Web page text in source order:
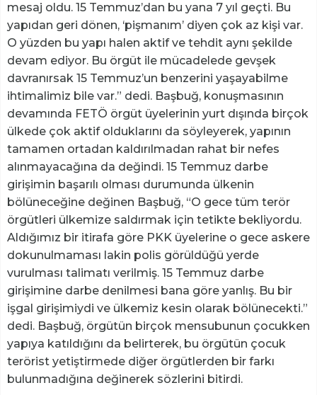
mesaj oldu. 15 Temmuz’dan bu yana 7 yıl geçti. Bu
yapıdan geri dönen, ‘pişmanım’ diyen çok az kişi var.
O yüzden bu yapı halen aktif ve tehdit aynı şekilde
devam ediyor. Bu örgüt ile mücadelede gevşek
davranırsak 15 Temmuz’un benzerini yaşayabilme
ihtimalimiz bile var.” dedi. Başbuğ, konuşmasının
devamında FETÖ örgüt üyelerinin yurt dışında birçok
ülkede çok aktif olduklarını da söyleyerek, yapının
tamamen ortadan kaldırılmadan rahat bir nefes
alınmayacağına da değindi. 15 Temmuz darbe
girişimin başarılı olması durumunda ülkenin
bölüneceğine değinen Başbuğ, “O gece tüm terör
örgütleri ülkemize saldırmak için tetikte bekliyordu.
Aldığımız bir itirafa göre PKK üyelerine o gece askere
dokunulmaması lakin polis görüldüğü yerde
vurulması talimatı verilmiş. 15 Temmuz darbe
girişimine darbe denilmesi bana göre yanlış. Bu bir
işgal girişimiydi ve ülkemiz kesin olarak bölünecekti.”
dedi. Başbuğ, örgütün birçok mensubunun çocukken
yapıya katıldığını da belirterek, bu örgütün çocuk
terörist yetiştirmede diğer örgütlerden bir farkı
bulunmadığına değinerek sözlerini bitirdi.